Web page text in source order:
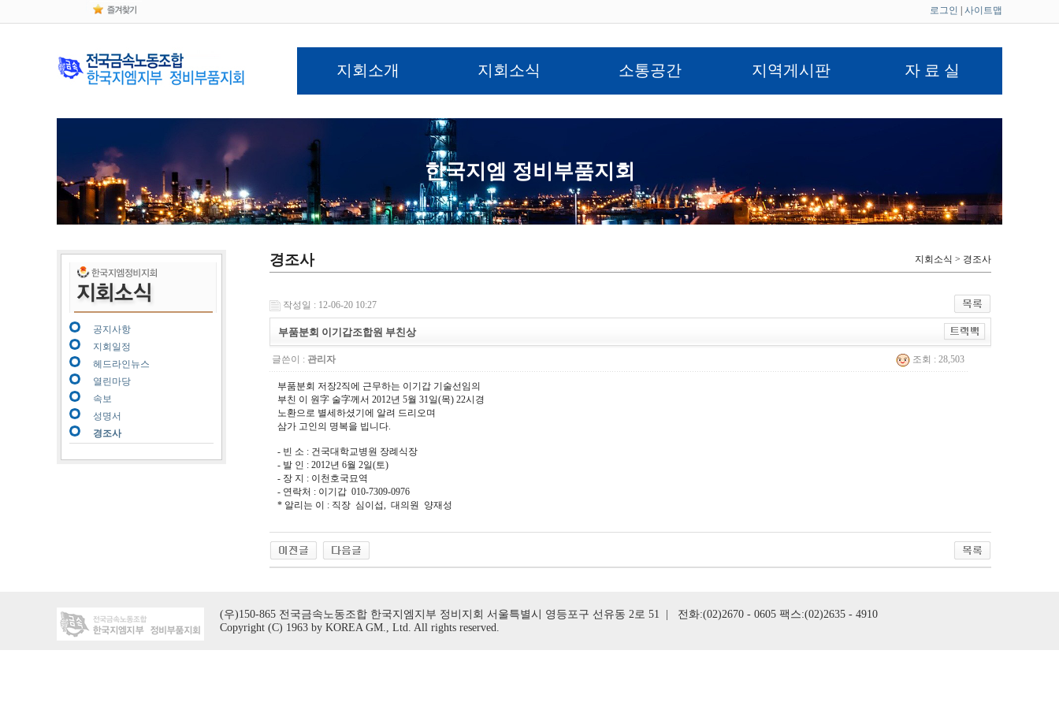
로그인 사이트맵
지회소개 지회소식 소통공간 지역게시판 자 료 실
한국지엠 정비부품지회
공지사항
지회일정
헤드라인뉴스
열린마당
속보
성명서
경조사
경조사 지회소식 > 경조사
작성일 : 12-06-20 10:27
부품분회 이기갑조합원 부친상
글쓴이 : 관리자 조회 : 28,503
부품분회 저장2직에 근무하는 이기갑 기술선임의
부친 이 원字 술字께서 2012년 5월 31일(목) 22시경
노환으로 별세하셨기에 알려 드리오며
삼가 고인의 명복을 빕니다.
- 빈 소 : 건국대학교병원 장례식장
- 발 인 : 2012년 6월 2일(토)
- 장 지 : 이천호국묘역
- 연락처 : 이기갑 010-7309-0976
* 알리는 이 : 직장 심이섭, 대의원 양재성
(우)150-865 전국금속노동조합 한국지엠지부 정비지회 서울특별시 영등포구 선유동 2로 51 | 전화:(02)2670 - 0605 팩스:(02)2635 - 4910
Copyright (C) 1963 by KOREA GM., Ltd. All rights reserved.